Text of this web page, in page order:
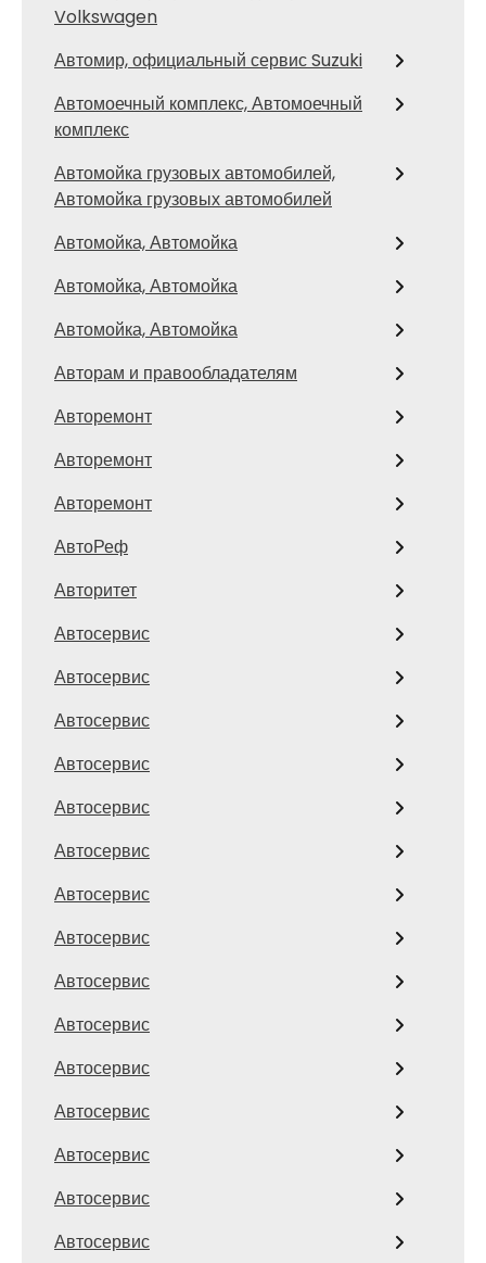
Volkswagen
Автомир, официальный сервис Suzuki
Автомоечный комплекс, Автомоечный
комплекс
Автомойка грузовых автомобилей,
Автомойка грузовых автомобилей
Автомойка, Автомойка
Автомойка, Автомойка
Автомойка, Автомойка
Авторам и правообладателям
Авторемонт
Авторемонт
Авторемонт
АвтоРеф
Авторитет
Автосервис
Автосервис
Автосервис
Автосервис
Автосервис
Автосервис
Автосервис
Автосервис
Автосервис
Автосервис
Автосервис
Автосервис
Автосервис
Автосервис
Автосервис